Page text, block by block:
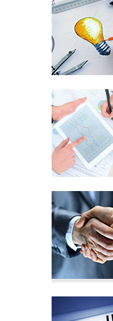
Afin
ukrainiens